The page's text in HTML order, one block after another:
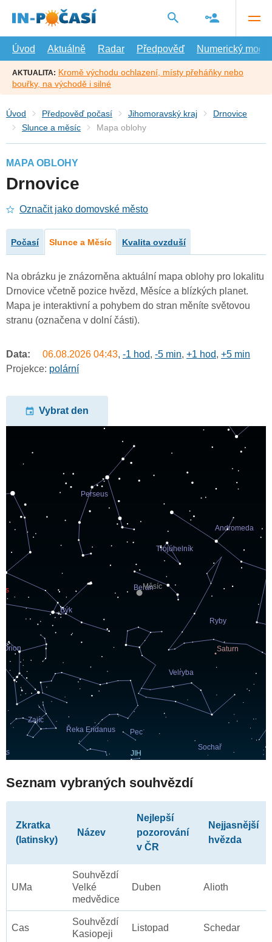
hlavní
Úvod
Aktuálně Radar Předpověď Numerický model
AKTUALITA: Kromě východu ochlazení, místy přeháňky nebo
bouřky, na východě i silné
Úvod Předpověď počasí Jihomoravský kraj
Drnovice
Slunce a měsíc
Mapa oblohy
MAPA OBLOHY
Drnovice
Označit jako domovské město
Počasí Slunce a Měsíc Kvalita ovzduší
Na obrázku je znázorněna aktuální mapa oblohy pro lokalitu
Drnovice včetně pozice hvězd, Měsíce a blízkých planet.
Mapa je interaktivní a pohybem do stran měníte světovou
stranu (označena v dolní části).
Data: 06.08.2026 04:43, -1 hod, -5 min, +1 hod, +5 min
Projekce: polární
Vybrat den
Seznam vybraných souhvězdí
Zkratka
(latinsky)
Název
Nejlepší
pozorování
v ČR
Nejjasnější
hvězda
UMa
Souhvězdí
Velké
medvědice
Duben Alioth
Cas
Souhvězdí
Kasiopeji
Listopad Schedar